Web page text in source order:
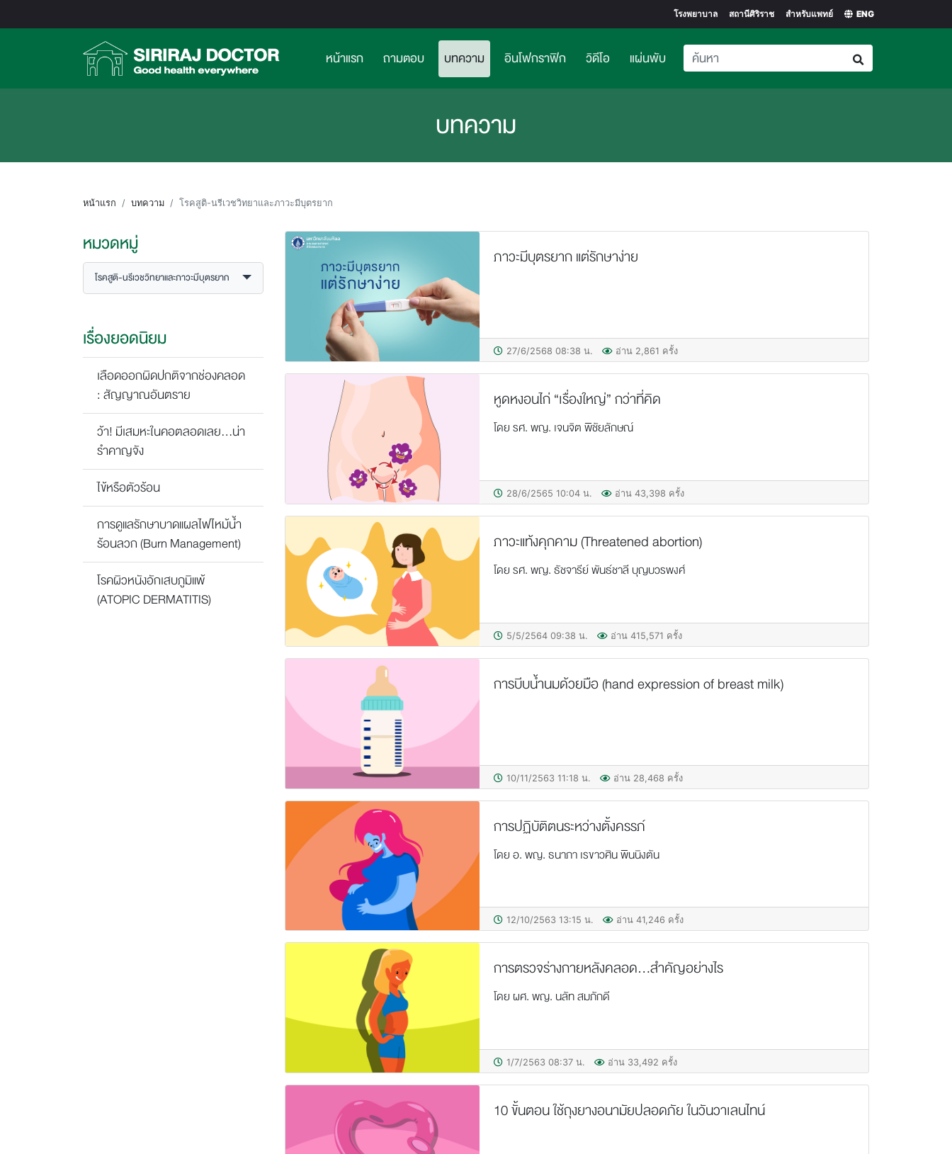
โรงพยาบาล สถานีศิริราช สำหรับแพทย์ ENG
หน้าแรก ถามตอบ บทความ(current)>
อินโฟกราฟิก วิดีโอ แผ่นพับ
บทความ
หน้าแรก บทความ โรคสูติ-นรีเวชวิทยาและภาวะมีบุตรยาก
หมวดหมู่
โรคสูติ-นรีเวชวิทยาและภาวะมีบุตรยาก
เรื่องยอดนิยม
เลือดออกผิดปกติจากช่องคลอด
: สัญญาณอันตราย
ว้า! มีเสมหะในคอตลอดเลย...น่า
รำคาญจัง
ไข้หรือตัวร้อน
การดูแลรักษาบาดแผลไฟไหม้น้ำ
ร้อนลวก (Burn Management)
โรคผิวหนังอักเสบภูมิแพ้
(ATOPIC DERMATITIS)
ภาวะมีบุตรยาก แต่รักษาง่าย
27/6/2568 08:38 น. อ่าน 2,861 ครั้ง
หูดหงอนไก่ “เรื่องใหญ่” กว่าที่คิด
โดย รศ. พญ. เจนจิต พิชัยลักษณ์
28/6/2565 10:04 น. อ่าน 43,398 ครั้ง
ภาวะแท้งคุกคาม (Threatened abortion)
โดย รศ. พญ. ธัชจารีย์ พันธ์ชาลี บุญบวรพงศ์
5/5/2564 09:38 น. อ่าน 415,571 ครั้ง
การบีบน้ำนมด้วยมือ (hand expression of breast milk)
10/11/2563 11:18 น. อ่าน 28,468 ครั้ง
การปฏิบัติตนระหว่างตั้งครรภ์
โดย อ. พญ. ธนาภา เรขาวศิน พินนิงตัน
12/10/2563 13:15 น. อ่าน 41,246 ครั้ง
การตรวจร่างกายหลังคลอด...สำคัญอย่างไร
โดย ผศ. พญ. นลัท สมภักดี
1/7/2563 08:37 น. อ่าน 33,492 ครั้ง
10 ขั้นตอน ใช้ถุงยางอนามัยปลอดภัย ในวันวาเลนไทน์